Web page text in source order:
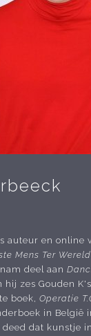
auteur en online
Mens Ter Wereld
deel aan
hij zes Gouden
boek, Operatie
in België
dat kunstje